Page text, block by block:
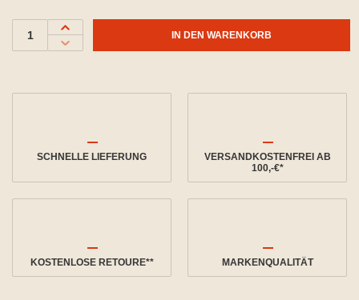
IN DEN WARENKORB
SCHNELLE LIEFERUNG
VERSANDKOSTENFREI AB
100,-€*
KOSTENLOSE RETOURE** MARKENQUALITÄT